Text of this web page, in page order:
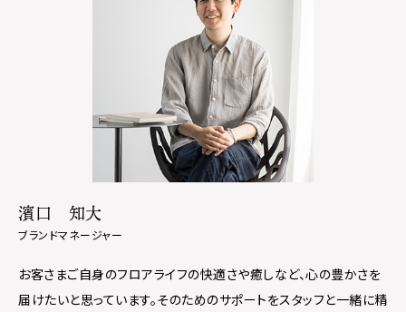
濱口 知大
ブランドマネージャー
お客さまご自身のフロアライフの快適さや癒しなど、心の豊かさを
届けたいと思っています。そのためのサポートをスタッフと一緒に精